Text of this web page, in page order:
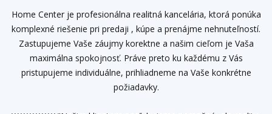
Home Center je profesionálna realitná kancelária, ktorá ponúka
komplexné riešenie pri predaji , kúpe a prenájme nehnuteľností.
Zastupujeme Vaše záujmy korektne a našim cieľom je Vaša
maximálna spokojnosť. Práve preto ku každému z Vás
pristupujeme individuálne, prihliadneme na Vaše konkrétne
požiadavky.